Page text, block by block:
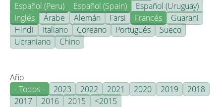
Español (Peru)
Español (Spain)
Español (Uruguay)
Inglés
Árabe Alemán Farsi Francés
Guarani
Hindi
Italiano Coreano Portugués
Sueco
Ucraniano
Chino
Año
- Todos -
2023 2022 2021 2020 2019
2018
2017
2016 2015 <2015